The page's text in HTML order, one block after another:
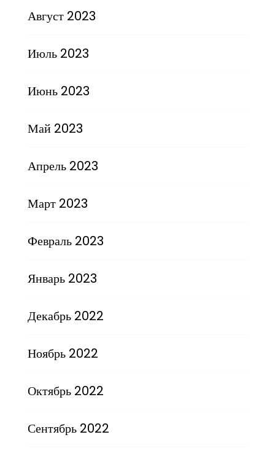
Август 2023
Июль 2023
Июнь 2023
Май 2023
Апрель 2023
Март 2023
Февраль 2023
Январь 2023
Декабрь 2022
Ноябрь 2022
Октябрь 2022
Сентябрь 2022